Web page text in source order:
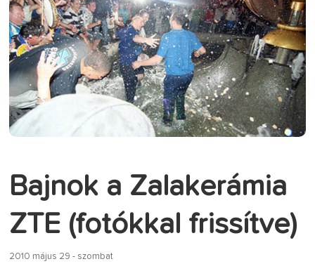
Bajnok a Zalakerámia
ZTE (fotókkal frissítve)
2010 május 29 - szombat